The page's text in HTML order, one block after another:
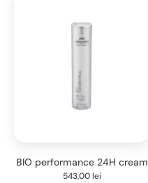
BIO performance 24H cream
543,00lei